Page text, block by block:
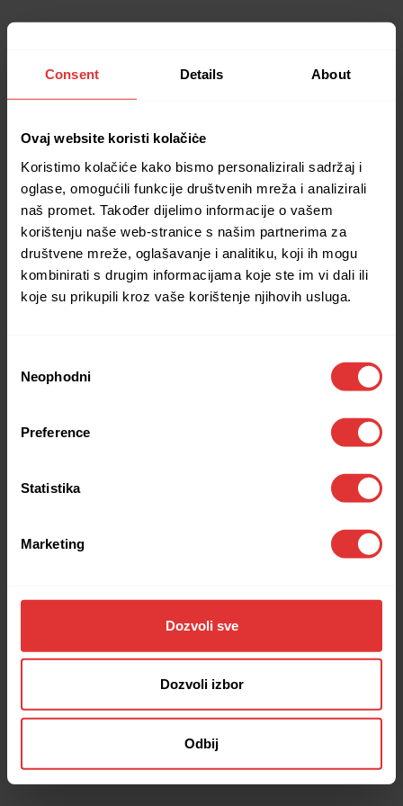
Consent Details About
Ovaj website koristi kolačiċe
Koristimo kolačiće kako bismo personalizirali sadržaj i
oglase, omogućili funkcije društvenih mreža i analizirali
naš promet. Također dijelimo informacije o vašem
korištenju naše web-stranice s našim partnerima za
društvene mreže, oglašavanje i analitiku, koji ih mogu
kombinirati s drugim informacijama koje ste im vi dali ili
koje su prikupili kroz vaše korištenje njihovih usluga.
Selection
Neophodni
Preference
Statistika
Marketing
Dozvoli sve
Dozvoli izbor
Odbij
Application error: a client-side exception has occurred (see the